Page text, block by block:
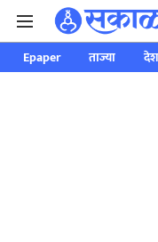
Epaper ताज्या देश